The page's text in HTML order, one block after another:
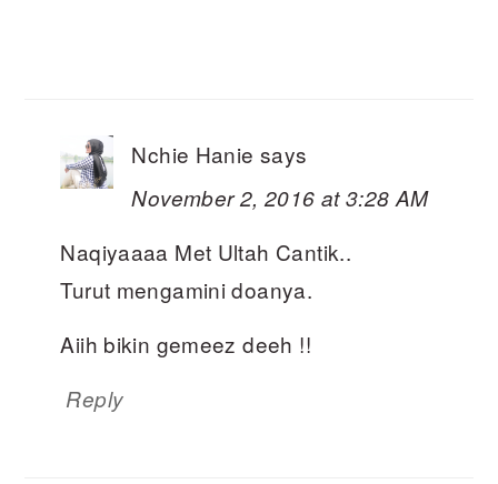
Nchie Hanie says
November 2, 2016 at 3:28 AM
Naqiyaaaa Met Ultah Cantik..
Turut mengamini doanya.
Aiih bikin gemeez deeh !!
Reply